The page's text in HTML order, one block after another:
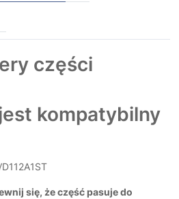
części
kompatybilny
się, że część pasuje do